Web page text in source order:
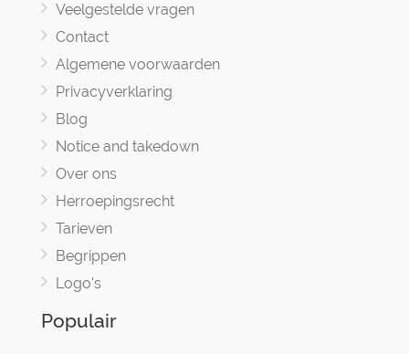
Veelgestelde vragen
Contact
Algemene voorwaarden
Privacyverklaring
Blog
Notice and takedown
Over ons
Herroepingsrecht
Tarieven
Begrippen
Logo's
Populair